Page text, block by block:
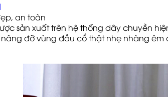
an toàn
sản xuất trên hệ thống dây chuyền
nâng đỡ vùng đầu cổ thật nhẹ nhàng